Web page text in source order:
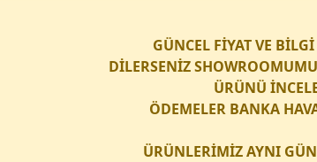
GÜNCEL FİYAT VE
DİLERSENİZ
ÜRÜNÜ
ÖDEMELER BANKA
ÜRÜNLERİMİZ AYNI